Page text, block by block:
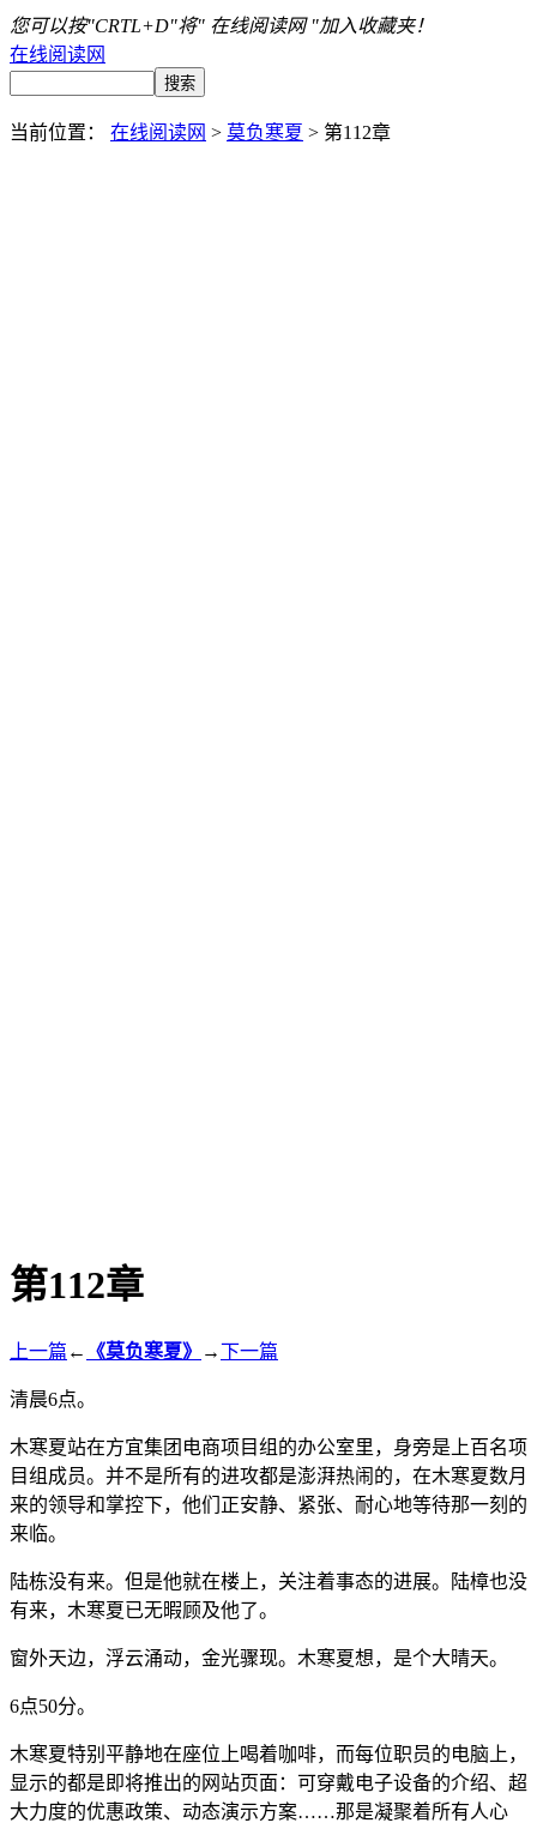
您可以按"CRTL+D"将" 在线阅读网 "加入收藏夹！
在线阅读网
当前位置： 在线阅读网 > 莫负寒夏 > 第112章
第112章
上一篇 ← 《莫负寒夏》 →下一篇
清晨6点。
木寒夏站在方宜集团电商项目组的办公室里，身旁是上百名项
目组成员。并不是所有的进攻都是澎湃热闹的，在木寒夏数月
来的领导和掌控下，他们正安静、紧张、耐心地等待那一刻的
来临。
陆栋没有来。但是他就在楼上，关注着事态的进展。陆樟也没
有来，木寒夏已无暇顾及他了。
窗外天边，浮云涌动，金光骤现。木寒夏想，是个大晴天。
6点50分。
木寒夏特别平静地在座位上喝着咖啡，而每位职员的电脑上，
显示的都是即将推出的网站页面：可穿戴电子设备的介绍、超
大力度的优惠政策、动态演示方案……那是凝聚着所有人心